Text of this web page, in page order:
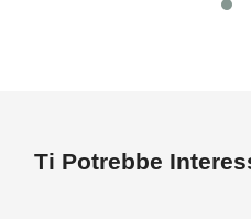
Ti Potrebbe